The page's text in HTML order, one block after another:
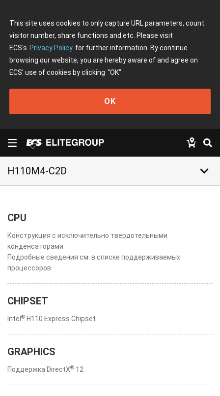
This site uses cookies to only capture URL parameters, count
visitor number, share functions and etc. Please visit
ECS's Privacy Policy for further information. By continue
browsing our website, you are hereby aware of and agree on
ECS' use of cookies by clicking "OK"
OK
H110M4-C2D keyboard_arrow_down
CPU
Конструкция с исключительно твердотельными
конденсаторами
Подробные сведения см. в списке поддерживаемых
процессоров
CHIPSET
Intel ® H110 Express Chipset
GRAPHICS
Поддержка DirectX® 12